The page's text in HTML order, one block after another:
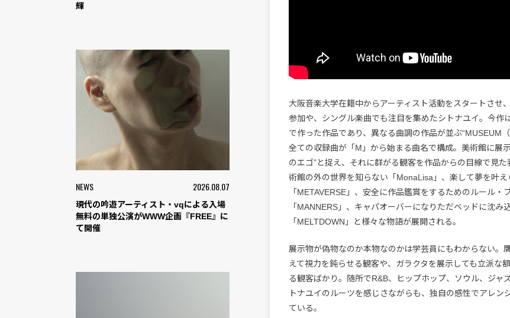
輝
NEWS 2026.08.07
現代の吟遊アーティスト・vqによる入場
無料の単独公演がWWW企画『FREE』に
て開催
大阪音楽大学在籍中からアーティスト活動をスタートさせ
参加や、シングル楽曲でも注目を集めたシトナユイ。今作
で作った作品であり、異なる曲調の作品が並ぶ“MUSEUM（
全ての収録曲が「M」から始まる曲名で構成。美術館に展
のエゴ”と捉え、それに群がる観客を作品からの目線で見
術館の外の世界を知らない「MonaLisa」、楽して夢を叶え
「METAVERSE」、安全に作品鑑賞をするためのルール・
「MANNERS」、キャパオーバーになりただベッドに沈み
「MELTDOWN」と様々な物語が展開される。
展示物が偽物なのか本物なのかは学芸員にもわからない。
えて視力を鈍らせる観客や、ガラクタを展示しても立派な
る観客ばかり。随所でR&B、ヒップホップ、ソウル、ジャ
トナユイのルーツを感じさながらも、独自の感性でアレン
ている。